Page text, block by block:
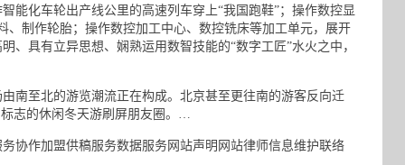
能化车轮出产线公里的高速列车穿上“我国跑鞋”；操作数控显
、制作轮胎；操作数控加工中心、数控铣床等加工单元，展开
具有立异思想、娴熟运用数智技能的“数字工匠”水火之中，
至北的游览潮流正在构成。北京甚至更往南的游客反向迁
志的休闲冬天游刷屏朋友圈。…
作加盟供稿服务数据服务网站声明网站律师信息维护联络